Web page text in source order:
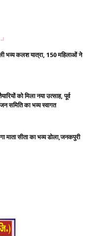
भव्य कलश यात्रा, 150 महिलाओं ने
को मिला नया उत्साह, पूर्व
समिति का भव्य स्वागत
माता सीता का भव्य डोला,जनकपुरी